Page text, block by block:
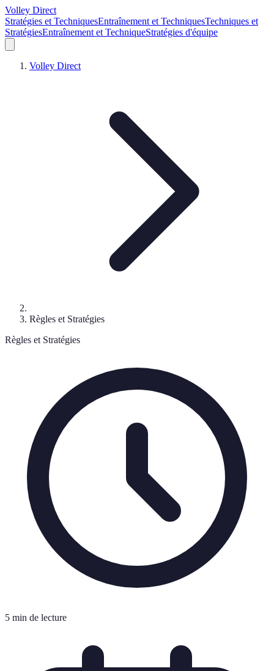
Volley Direct
Stratégies et TechniquesEntraînement et TechniquesTechniques et
StratégiesEntraînement et TechniqueStratégies d'équipe
Volley Direct
Règles et Stratégies
Règles et Stratégies
5 min de lecture